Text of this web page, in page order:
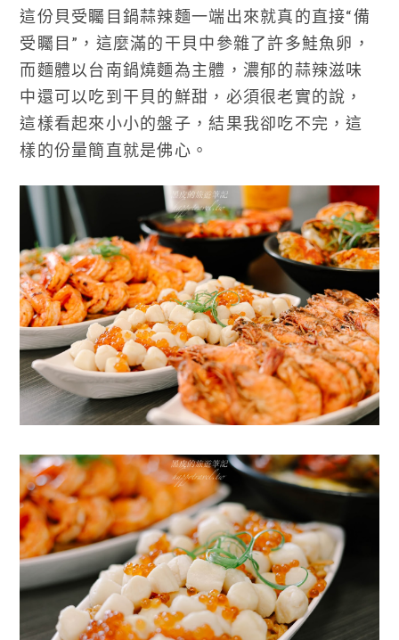
這份貝受矚目鍋蒜辣麵一端出來就真的直接“備
受矚目”，這麼滿的干貝中參雜了許多鮭魚卵，
而麵體以台南鍋燒麵為主體，濃郁的蒜辣滋味
中還可以吃到干貝的鮮甜，必須很老實的說，
這樣看起來小小的盤子，結果我卻吃不完，這
樣的份量簡直就是佛心。